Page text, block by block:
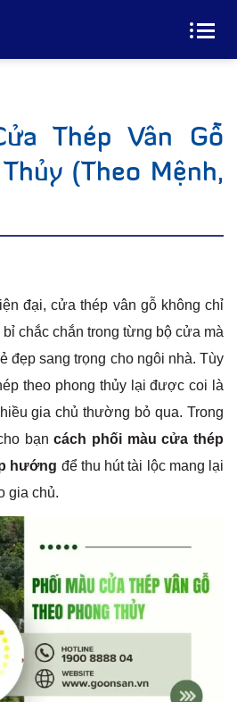
Thép Vân Gỗ
(Theo Mệnh,
đại, cửa thép vân gỗ không chỉ
chắc chắn trong từng bộ cửa mà
đẹp sang trọng cho ngôi nhà. Tùy
theo phong thủy lại được coi là
gia chủ thường bỏ qua. Trong
bạncách phối màu cửa thép
hướng để thu hút tài lộc mang lại
gia chủ.